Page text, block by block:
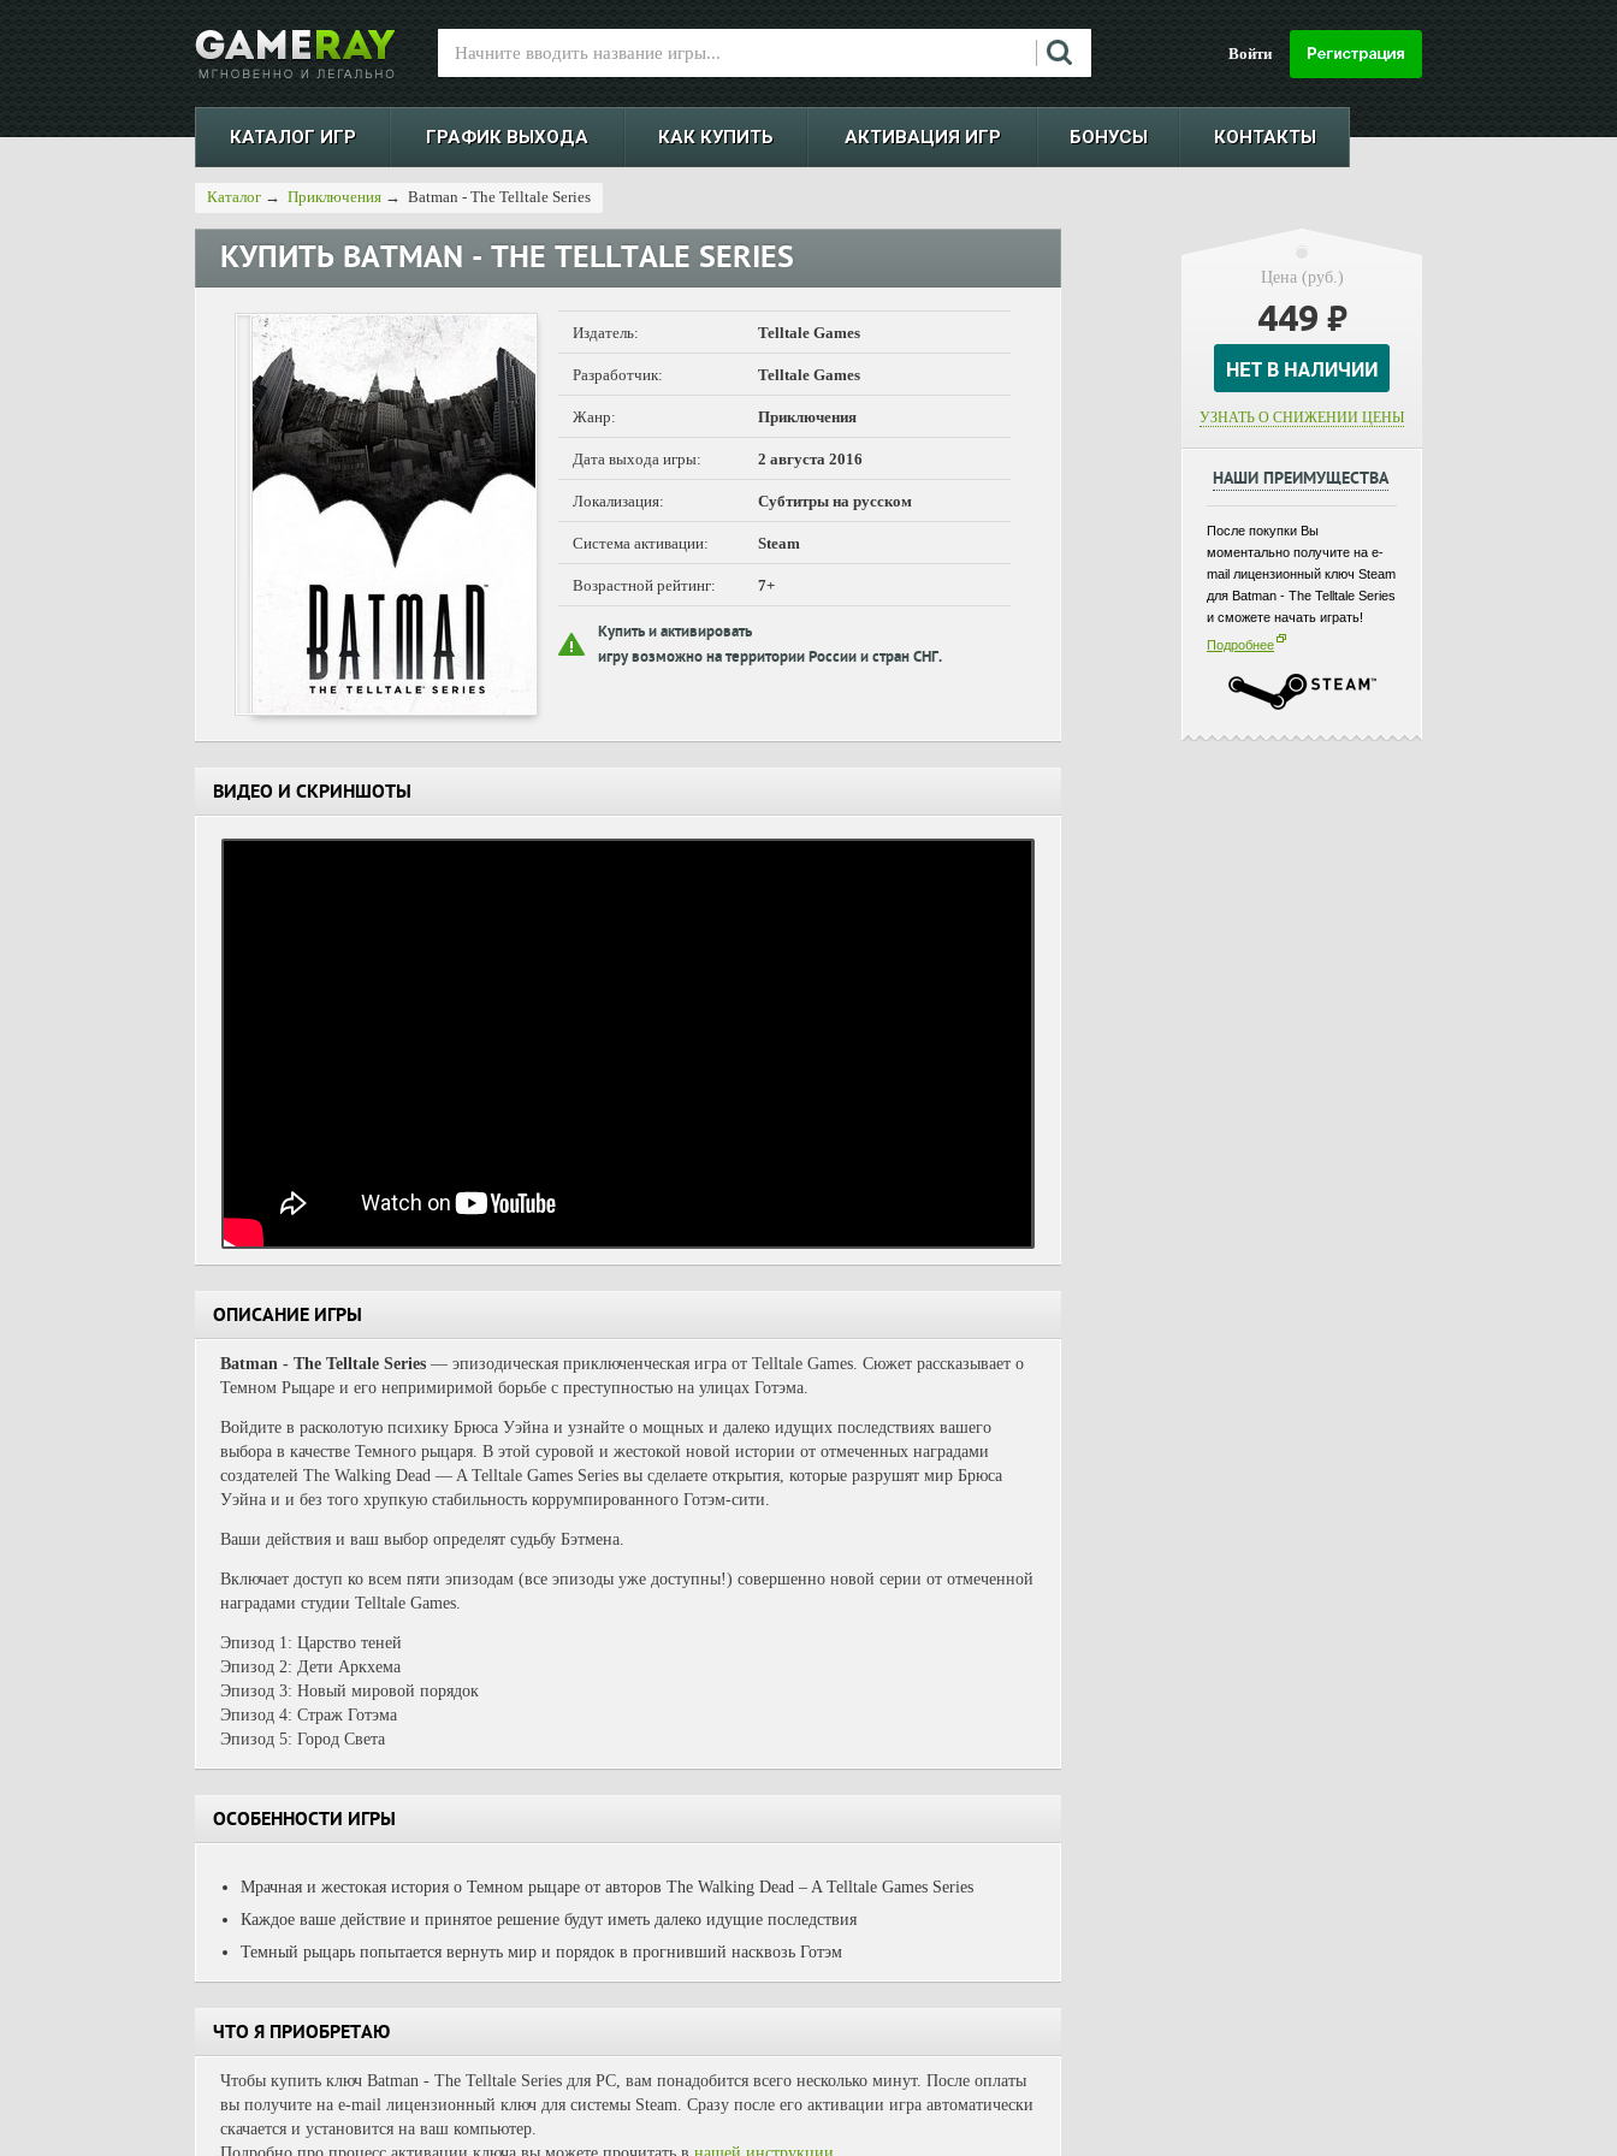
Войти
КАТАЛОГ ИГР ГРАФИК ВЫХОДА КАК КУПИТЬ АКТИВАЦИЯ ИГР БОНУСЫ КОНТАКТЫ
Каталог → Приключения → Batman - The Telltale Series
КУПИТЬ BATMAN - THE TELLTALE SERIES
Издатель: Telltale Games
Разработчик: Telltale Games
Жанр: Приключения
Дата выхода игры: 2 августа 2016
Локализация: Субтитры на русском
Система активации: Steam
Возрастной рейтинг: 7+
Купить и активировать
игру возможно на территории России и стран СНГ.
ВИДЕО И СКРИНШОТЫ
ОПИСАНИЕ ИГРЫ
Batman - The Telltale Series — эпизодическая приключенческая игра от Telltale Games. Сюжет рассказывает о
Темном Рыцаре и его непримиримой борьбе с преступностью на улицах Готэма.
Войдите в расколотую психику Брюса Уэйна и узнайте о мощных и далеко идущих последствиях вашего
выбора в качестве Темного рыцаря. В этой суровой и жестокой новой истории от отмеченных наградами
создателей The Walking Dead — A Telltale Games Series вы сделаете открытия, которые разрушят мир Брюса
Уэйна и и без того хрупкую стабильность коррумпированного Готэм-сити.
Ваши действия и ваш выбор определят судьбу Бэтмена.
Включает доступ ко всем пяти эпизодам (все эпизоды уже доступны!) совершенно новой серии от отмеченной
наградами студии Telltale Games.
Эпизод 1: Царство теней
Эпизод 2: Дети Аркхема
Эпизод 3: Новый мировой порядок
Эпизод 4: Страж Готэма
Эпизод 5: Город Света
ОСОБЕННОСТИ ИГРЫ
Мрачная и жестокая история о Темном рыцаре от авторов The Walking Dead – A Telltale Games Series
Каждое ваше действие и принятое решение будут иметь далеко идущие последствия
Темный рыцарь попытается вернуть мир и порядок в прогнивший насквозь Готэм
ЧТО Я ПРИОБРЕТАЮ
Чтобы купить ключ Batman - The Telltale Series для PC, вам понадобится всего несколько минут. После оплаты
вы получите на e-mail лицензионный ключ для системы Steam. Сразу после его активации игра автоматически
скачается и установится на ваш компьютер.
Цена (руб.)
449 ₽
УЗНАТЬ О СНИЖЕНИИ ЦЕНЫ
НАШИ ПРЕИМУЩЕСТВА
После покупки Вы
моментально получите на e-
mail лицензионный ключ Steam
для Batman - The Telltale Series
и сможете начать играть!
Подробнее